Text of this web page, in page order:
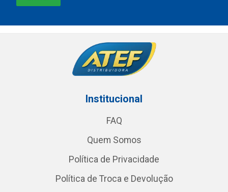
Institucional
FAQ
Quem Somos
Política de Privacidade
Política de Troca e Devolução